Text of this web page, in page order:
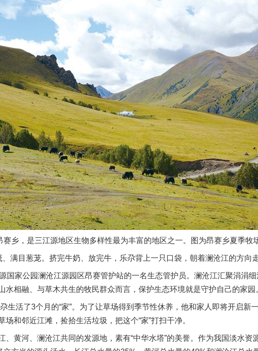
乡，是三江源地区生物多样性最为丰富的地区之一。图为昂赛乡夏季牧
目葱茏。挤完牛奶、放完牛，乐尕背上一只口袋，朝着澜沧江的方向走
家公园澜沧江源园区昂赛管护站的一名生态管护员。澜沧江汇聚涓涓细
水相融、与草木共生的牧民群众而言，保护生态环境就是守护自己的家园
活了3个月的“家”。为了让草场得到季节性休养，他和家人即将开启新
和邻近江滩，捡拾生活垃圾，把这个“家”打扫干净。
河、澜沧江共同的发源地，素有“中华水塔”的美誉。作为我国淡水资